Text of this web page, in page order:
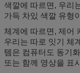
색깔에 따르면, 우리
가득 차있 색깔 유형
체계에 따르면, 제어
우리는 따로 잇기 체
템은 컴퓨터도 동기
또는 함께 영상을 표